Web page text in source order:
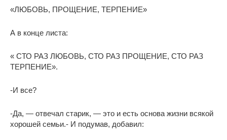
«ЛЮБОВЬ, ПРОЩЕНИЕ, ТЕРПЕНИЕ»
А в конце листа:
« СТО РАЗ ЛЮБОВЬ, СТО РАЗ ПРОЩЕНИЕ, СТО РАЗ
ТЕРПЕНИЕ».
-И все?
-Да, — отвечал старик, — это и есть основа жизни всякой
хорошей семьи.- И подумав, добавил: